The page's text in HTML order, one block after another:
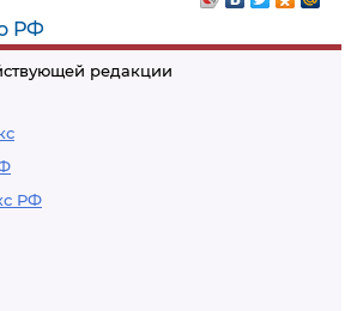
РФ
редакции
РФ
при поступлении на
службу в органы и
организации